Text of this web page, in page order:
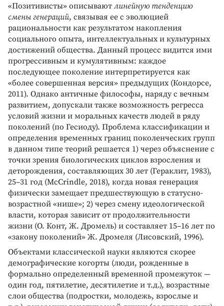
«Позитивисты» описывают линейную тенденцию
смены генераций, связывая ее с эволюцией
рациональности как результатом накопления
социального опыта, интеллектуальных и культурных
достижений общества. Данный процесс видится ими
прогрессивным и кумулятивным: каждое
последующее поколение интерпретируется как
«более совершенная версия» предыдущих (Кондорсе,
2011). Однако античные философы, наряду с вечным
развитием, допускали также возможность регресса
условий жизни и моральных качеств людей в ряду
поколений (по Гесиоду). Проблема классификации и
определения временных границ поколенческих групп
в данном типе теорий решается 1) через объяснение с
точки зрения биологических циклов взросления и
деторождения, составляющих 30 лет (Гераклит, 1983),
25–31 год (McCrindle, 2018), когда новая генерация
физически замещает предшествующую в статусно-
возрастной «нише»; 2) через смену идеологической
власти, которая зависит от продолжительности
жизни (О. Конт, Ж. Дромель) и составляет 15–16 лет по
«закону поколений» Ж. Дромеля (Лисовский, 1996).
Объектами классической науки являются скорее
демографические когорты (люди, рожденные в
формально определенный временной промежуток —
один год, пятилетие, десятилетие и т.д.), возрастные
слои общества (подростки, молодежь, взрослые и